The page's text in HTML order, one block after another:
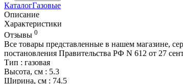
КаталогГазовые
Описание
Характеристики
Отзывы 0
Все товары представленные в нашем магазине,
постановления Правительства РФ N 612 от 27
Тип : газовая
Высота, см : 5.3
Ширина, см : 74.5